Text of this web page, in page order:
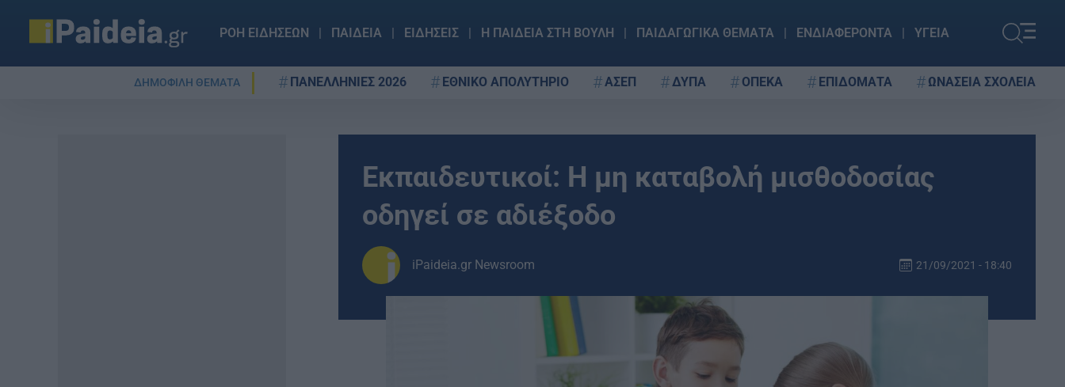
ΡΟΗ ΕΙΔΗΣΕΩΝ ΠΑΙΔΕΙΑ ΕΙΔΗΣΕΙΣ Η ΠΑΙΔΕΙΑ ΣΤΗ ΒΟΥΛΗ ΠΑΙΔΑΓΩΓΙΚΑ ΘΕΜΑΤΑ ΕΝΔΙΑΦΕΡΟΝΤΑ ΥΓΕΙΑ
ΔΗΜΟΦΙΛΗ ΘΕΜΑΤΑ ΠΑΝΕΛΛΗΝΙΕΣ 2026 ΕΘΝΙΚΟ ΑΠΟΛΥΤΗΡΙΟ ΑΣΕΠ ΔΥΠΑ ΟΠΕΚΑ ΕΠΙΔΟΜΑΤΑ ΩΝΑΣΕΙΑ ΣΧΟΛΕΙΑ
Εκπαιδευτικοί: Η μη καταβολή μισθοδοσίας
οδηγεί σε αδιέξοδο
iPaideia.gr Newsroom 21/09/2021 - 18:40